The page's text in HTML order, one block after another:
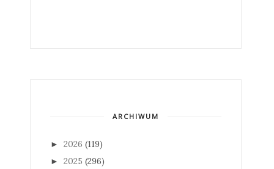
ARCHIWUM
► 2026 (119)
► 2025 (296)